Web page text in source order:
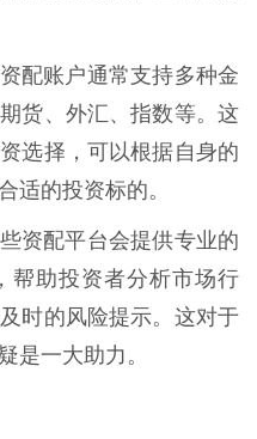
配账户通常支持多种金
货、外汇、指数等。这
选择，可以根据自身的
适的投资标的。
资配平台会提供专业的
帮助投资者分析市场行
时的风险提示。这对于
是一大助力。